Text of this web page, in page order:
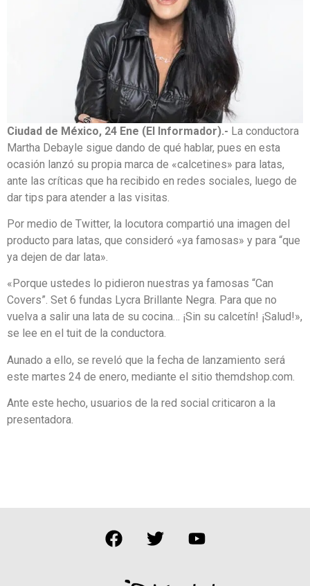
Ciudad de México, 24 Ene (El Informador).- La conductora
Martha Debayle sigue dando de qué hablar, pues en esta
ocasión lanzó su propia marca de «calcetines» para latas,
ante las críticas que ha recibido en redes sociales, luego de
dar tips para atender a las visitas.
Por medio de Twitter, la locutora compartió una imagen del
producto para latas, que consideró «ya famosas» y para “que
ya dejen de dar lata».
«Porque ustedes lo pidieron nuestras ya famosas “Can
Covers”. Set 6 fundas Lycra Brillante Negra. Para que no
vuelva a salir una lata de su cocina… ¡Sin su calcetín! ¡Salud!»,
se lee en el tuit de la conductora.
Aunado a ello, se reveló que la fecha de lanzamiento será
este martes 24 de enero, mediante el sitio themdshop.com.
Ante este hecho, usuarios de la red social criticaron a la
presentadora.